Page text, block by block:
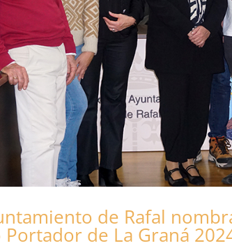
de Rafal
Portador de La Graná